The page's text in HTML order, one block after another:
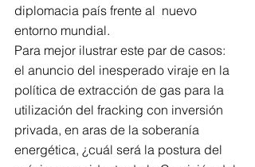
diplomacia país frente al  nuevo
entorno mundial.
Para mejor ilustrar este par de casos:
el anuncio del inesperado viraje en la
política de extracción de gas para la
utilización del fracking con inversión
privada, en aras de la soberanía
energética, ¿cuál será la postura del